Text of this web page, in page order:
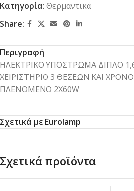
Κατηγορία: Θερμαντικά
Share:
Περιγραφή
ΗΛΕΚΤΡΙΚΟ ΥΠΟΣΤΡΩΜΑ ΔΙΠΛΟ
ΧΕΙΡΙΣΤΗΡΙΟ 3 ΘΕΣΕΩΝ ΚΑΙ
ΠΛΕΝΟΜΕΝΟ 2X60W
Σχετικά με Eurolamp
Σχετικά προϊόντα